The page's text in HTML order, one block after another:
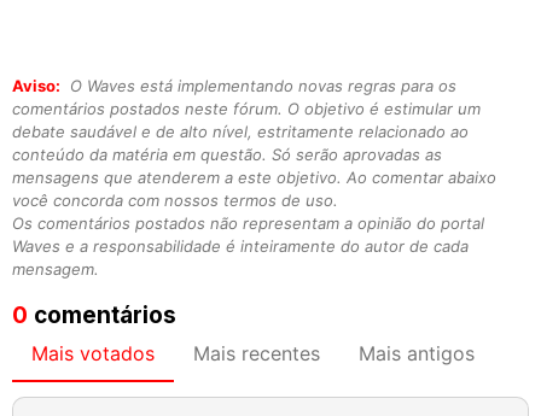
Aviso:
O Waves está implementando novas regras para os
comentários postados neste fórum. O objetivo é estimular um
debate saudável e de alto nível, estritamente relacionado ao
conteúdo da matéria em questão. Só serão aprovadas as
mensagens que atenderem a este objetivo. Ao comentar abaixo
você concorda com nossos termos de uso.
Os comentários postados não representam a opinião do portal
Waves e a responsabilidade é inteiramente do autor de cada
mensagem.
0 comentários
Mais votados Mais recentes Mais antigos